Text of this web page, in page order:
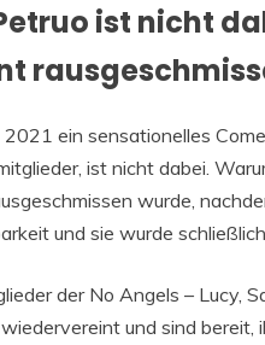
ist nicht
ein sensationelles
ist nicht dabei.
wurde,
und sie wurde
der No Angels – Lucy,
und sind